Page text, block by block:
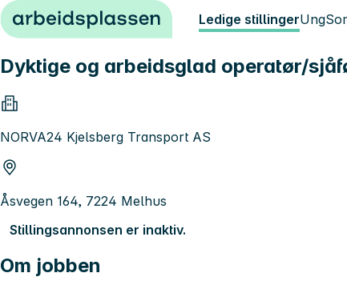
Hopp til innhold Ledige stillingerUng
Dyktige og arbeidsglad operatør/
NORVA24 Kjelsberg Transport AS
Åsvegen 164, 7224 Melhus
Stillingsannonsen er inaktiv.
Om jobben